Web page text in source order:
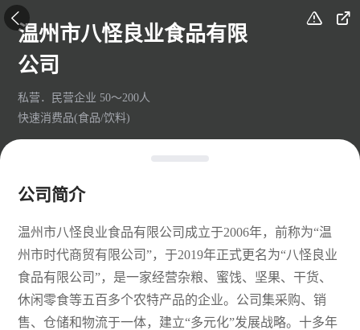
 

温州市八怪良业食品有限
公司
私营．民营企业 50～200人
快速消费品(食品/饮料)
公司简介
温州市八怪良业食品有限公司成立于2006年，前称为“温
州市时代商贸有限公司”，于2019年正式更名为“八怪良业
食品有限公司”，是一家经营杂粮、蜜饯、坚果、干货、
休闲零食等五百多个农特产品的企业。公司集采购、销
售、仓储和物流于一体，建立“多元化”发展战略。十多年